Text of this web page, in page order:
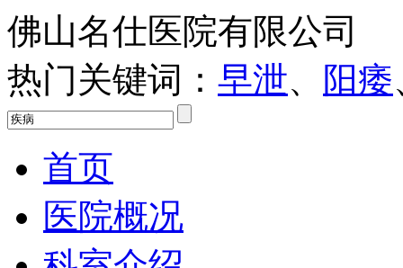
佛山名仕医院有限公司
热门关键词： 早泄、 阳痿
首页
医院概况